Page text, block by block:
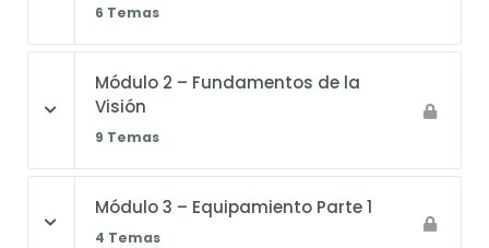
6 Temas
Módulo 2 – Fundamentos de la
Visión
9 Temas
Módulo 3 – Equipamiento Parte 1
4 Temas